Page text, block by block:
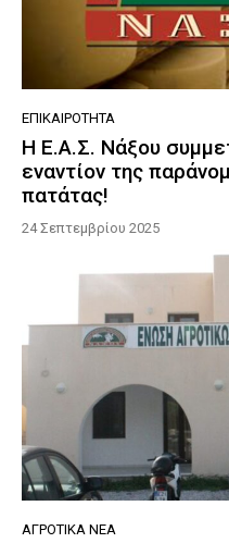
ΕΠΙΚΑΙΡΌΤΗΤΑ
Η Ε.Α.Σ. Νάξου
εναντίον της
πατάτας!
24 Σεπτεμβρίου 2025
ΑΓΡΟΤΙΚΆ ΝΈΑ